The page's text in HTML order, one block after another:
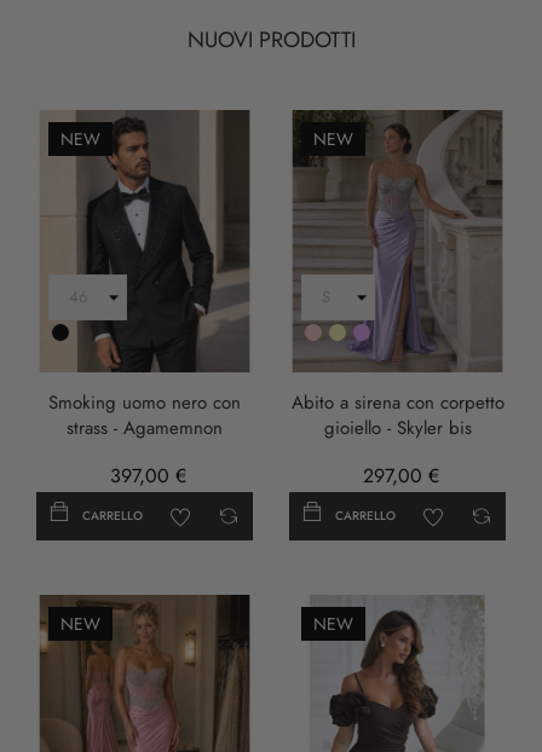
NUOVI PRODOTTI
NEW
Nero
Smoking uomo nero con
strass - Agamemnon
397,00 €
CARRELLO
NEW
RosaOroLILLA
Abito a sirena con corpetto
gioiello - Skyler bis
297,00 €
CARRELLO
NEW NEW